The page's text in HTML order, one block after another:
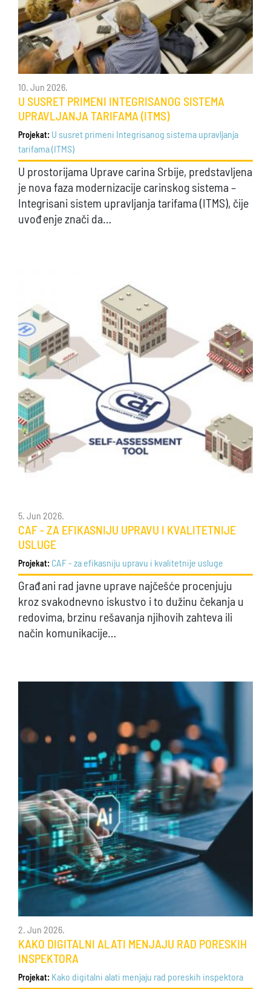
10. Jun 2026.
U SUSRET PRIMENI INTEGRISANOG SISTEMA
UPRAVLJANJA TARIFAMA (ITMS)
Projekat: U susret primeni Integrisanog sistema upravljanja
tarifama (ITMS)
U prostorijama Uprave carina Srbije, predstavljena
je nova faza modernizacije carinskog sistema –
Integrisani sistem upravljanja tarifama (ITMS), čije
uvođenje znači da…
5. Jun 2026.
CAF - ZA EFIKASNIJU UPRAVU I KVALITETNIJE
USLUGE
Projekat: CAF - za efikasniju upravu i kvalitetnije usluge
Građani rad javne uprave najčešće procenjuju
kroz svakodnevno iskustvo i to dužinu čekanja u
redovima, brzinu rešavanja njihovih zahteva ili
način komunikacije…
2. Jun 2026.
KAKO DIGITALNI ALATI MENJAJU RAD PORESKIH
INSPEKTORA
Projekat: Kako digitalni alati menjaju rad poreskih inspektora